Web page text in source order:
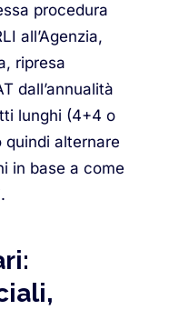
procedura
all’Agenzia,
ripresa
dall’annualità
lunghi (4+4 o
quindi alternare
in base a come